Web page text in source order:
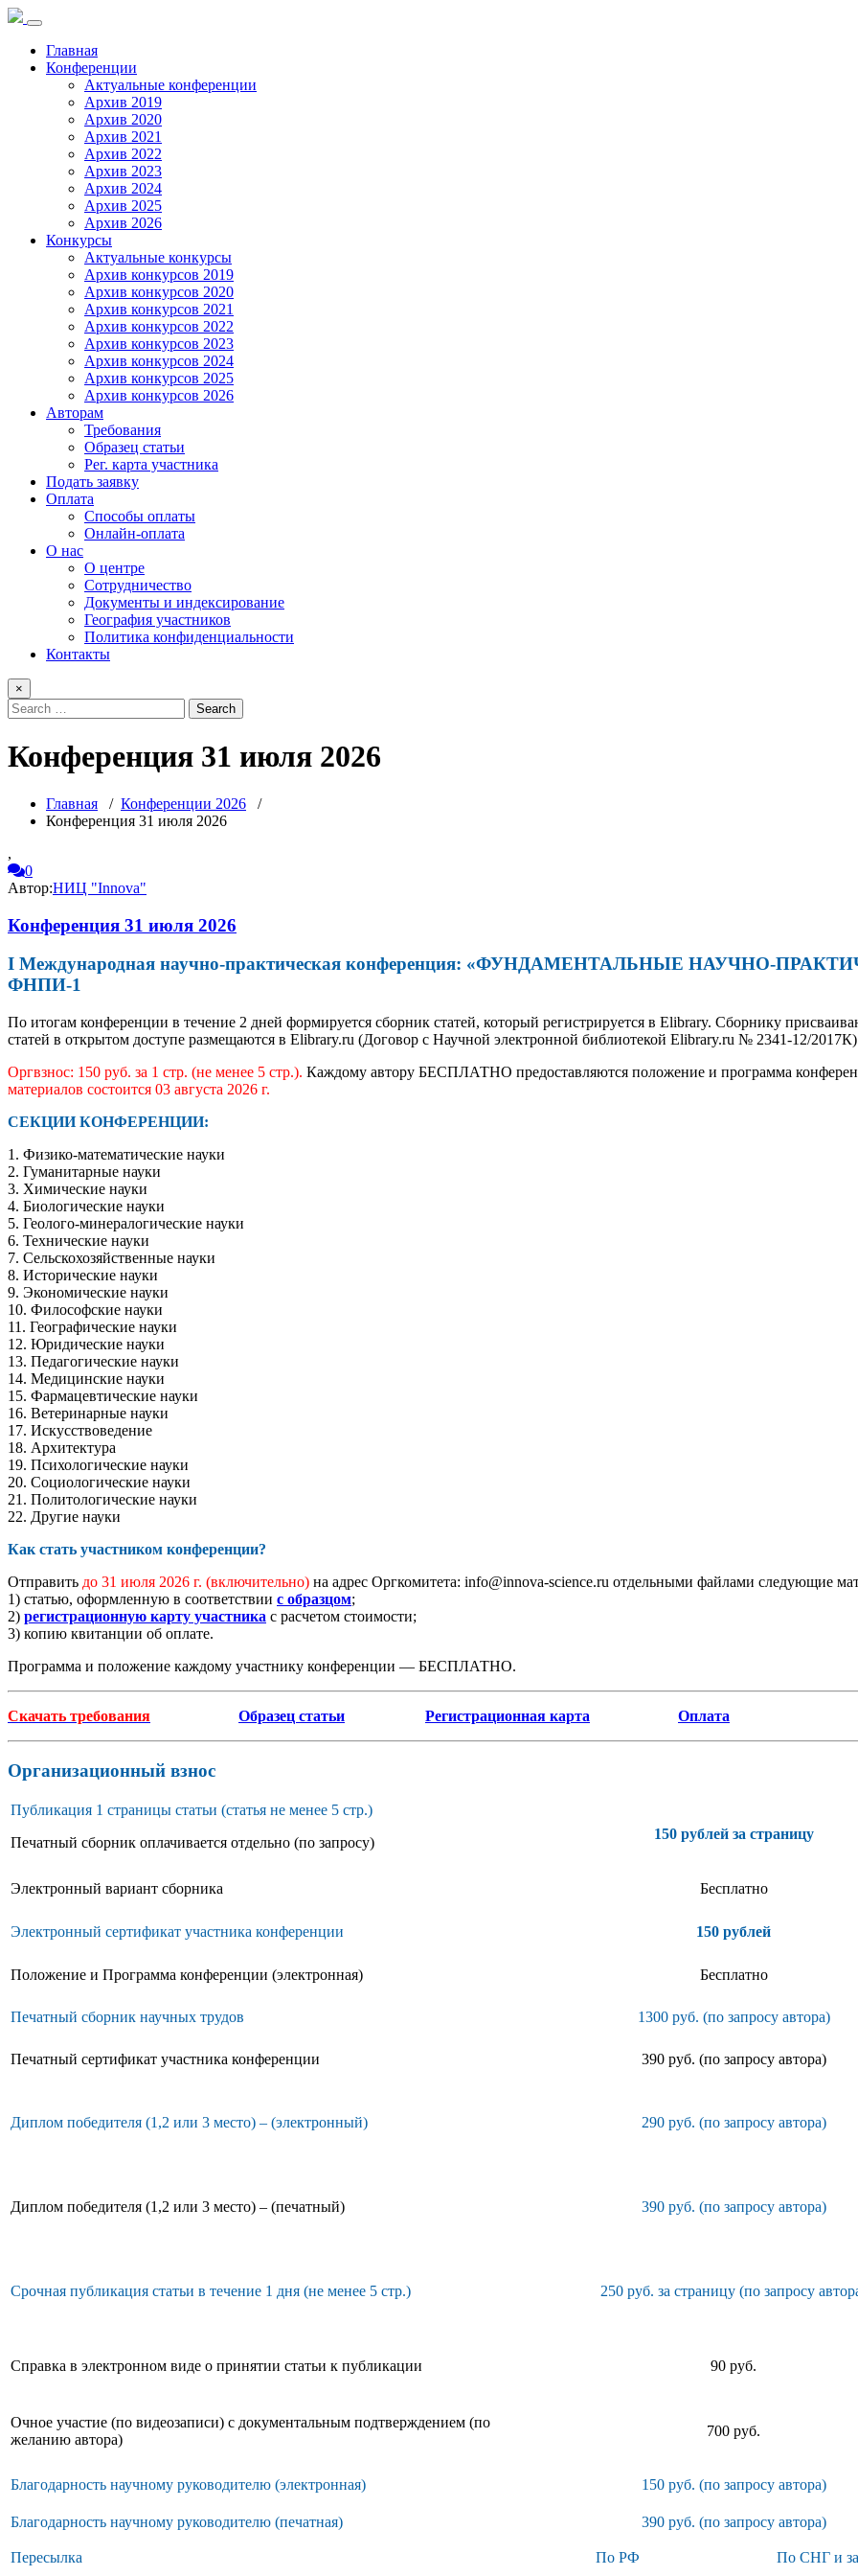
Toggle
navigation
Главная
Конференции
Актуальные конференции
Архив 2019
Архив 2020
Архив 2021
Архив 2022
Архив 2023
Архив 2024
Архив 2025
Архив 2026
Конкурсы
Актуальные конкурсы
Архив конкурсов 2019
Архив конкурсов 2020
Архив конкурсов 2021
Архив конкурсов 2022
Архив конкурсов 2023
Архив конкурсов 2024
Архив конкурсов 2025
Архив конкурсов 2026
Авторам
Требования
Образец статьи
Рег. карта участника
Подать заявку
Оплата
Способы оплаты
Онлайн-оплата
О нас
О центре
Сотрудничество
Документы и индексирование
География участников
Политика конфиденциальности
Контакты
×
Конференция 31 июля 2026
Главная / Конференции 2026 /
Конференция 31 июля 2026
,
0
Автор:НИЦ "Innova"
Конференция 31 июля 2026
I Международная научно-практическая конференция: «ФУНДАМЕНТАЛЬНЫЕ НАУЧНО-
ФНПИ-1
По итогам конференции в течение 2 дней формируется сборник статей, который регистрируется в Elibrary. Сборнику
статей в открытом доступе размещаются в Elibrary.ru (Договор с Научной электронной библиотекой Elibrary.ru № 2341-12/
Оргвзнос: 150 руб. за 1 стр. (не менее 5 стр.). Каждому автору БЕСПЛАТНО предоставляются положение и программа
материалов состоится 03 августа 2026 г.
СЕКЦИИ КОНФЕРЕНЦИИ:
1. Физико-математические науки
2. Гуманитарные науки
3. Химические науки
4. Биологические науки
5. Геолого-минералогические науки
6. Технические науки
7. Сельскохозяйственные науки
8. Исторические науки
9. Экономические науки
10. Философские науки
11. Географические науки
12. Юридические науки
13. Педагогические науки
14. Медицинские науки
15. Фармацевтические науки
16. Ветеринарные науки
17. Искусствоведение
18. Архитектура
19. Психологические науки
20. Социологические науки
21. Политологические науки
22. Другие науки
Как стать участником конференции?
Отправить до 31 июля 2026 г. (включительно) на адрес Оргкомитета: info@innova-science.ru отдельными файлами следующие
1) статью, оформленную в соответствии с образцом;
2) регистрационную карту участника с расчетом стоимости;
3) копию квитанции об оплате.
Программа и положение каждому участнику конференции — БЕСПЛАТНО.
Скачать требования Образец статьи Регистрационная карта Оплата
Организационный взнос
Публикация 1 страницы статьи (статья не менее 5 стр.)
Печатный сборник оплачивается отдельно (по запросу)
150 рублей за страницу
Электронный вариант сборника Бесплатно
Электронный сертификат участника конференции 150 рублей
Положение и Программа конференции (электронная) Бесплатно
Печатный сборник научных трудов 1300 руб. (по запросу автора)
Печатный сертификат участника конференции 390 руб. (по запросу автора)
Диплом победителя (1,2 или 3 место) – (электронный) 290 руб. (по запросу автора)
Диплом победителя (1,2 или 3 место) – (печатный) 390 руб. (по запросу автора)
Срочная публикация статьи в течение 1 дня (не менее 5 стр.) 250 руб. за страницу (по запросу
Справка в электронном виде о принятии статьи к публикации 90 руб.
Очное участие (по видеозаписи) с документальным подтверждением (по
желанию автора)
700 руб.
Благодарность научному руководителю (электронная) 150 руб. (по запросу автора)
Благодарность научному руководителю (печатная) 390 руб. (по запросу автора)
Пересылка По РФ По СНГ и